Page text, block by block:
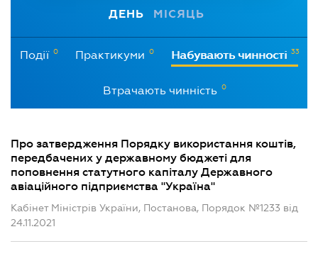
ДЕНЬ МІСЯЦЬ
Події 0 Практикуми 0 Набувають чинності 33
Втрачають чинність 0
Про затвердження Порядку використання коштів,
передбачених у державному бюджеті для
поповнення статутного капіталу Державного
авіаційного підприємства "Україна"
Кабінет Міністрів України, Постанова, Порядок №1233 від
24.11.2021